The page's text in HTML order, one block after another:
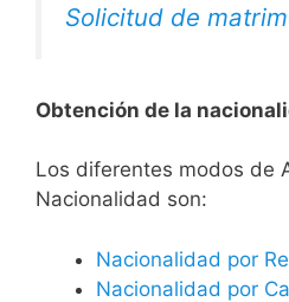
Solicitud de
Obtención de la
​​​Los diferentes modos de
Nacionalidad son:
Nacionalidad por
Nacionalidad por